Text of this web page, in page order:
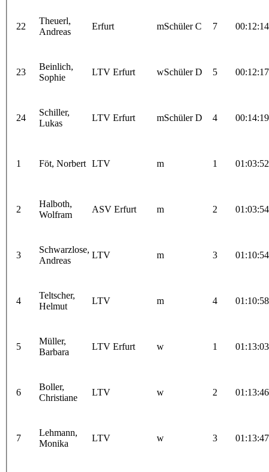
22
Theuerl,
Andreas
Erfurt mSchüler C 7 00:12:14
23
Beinlich,
Sophie
LTV Erfurt wSchüler D 5 00:12:17
24
Schiller,
Lukas
LTV Erfurt mSchüler D 4 00:14:19
1 Föt, Norbert LTV m 1 01:03:52
2
Halboth,
Wolfram
ASV Erfurt m 2 01:03:54
3
Schwarzlose,
Andreas
LTV m 3 01:10:54
4
Teltscher,
Helmut
LTV m 4 01:10:58
5
Müller,
Barbara
LTV Erfurt w 1 01:13:03
6
Boller,
Christiane
LTV w 2 01:13:46
7
Lehmann,
Monika
LTV w 3 01:13:47